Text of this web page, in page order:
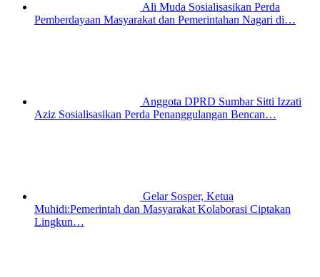
Ali Muda Sosialisasikan Perda
Pemberdayaan Masyarakat dan Pemerintahan Nagari di…
Anggota DPRD Sumbar Sitti Izzati
Aziz Sosialisasikan Perda Penanggulangan Bencan…
Gelar Sosper, Ketua
Muhidi:Pemerintah dan Masyarakat Kolaborasi Ciptakan
Lingkun…